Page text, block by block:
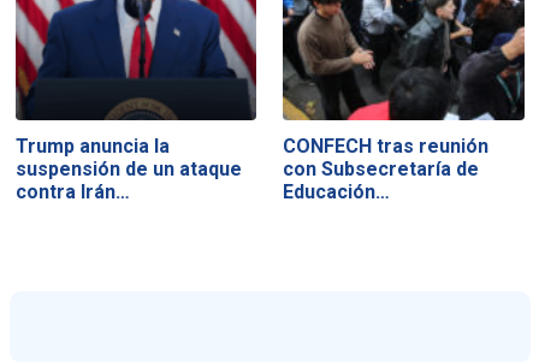
Trump anuncia la
suspensión de un ataque
contra Irán…
CONFECH tras reunión
con Subsecretaría de
Educación…